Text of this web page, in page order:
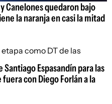
Canelones quedaron bajo
la naranja en casi la mitad
Espasandín para las
con Diego Forlán a la